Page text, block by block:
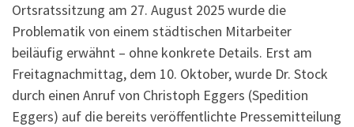
Ortsratssitzung am 27. August 2025 wurde die
Problematik von einem städtischen Mitarbeiter
beiläufig erwähnt – ohne konkrete Details. Erst am
Freitagnachmittag, dem 10. Oktober, wurde Dr. Stock
durch einen Anruf von Christoph Eggers (Spedition
Eggers) auf die bereits veröffentlichte Pressemitteilung